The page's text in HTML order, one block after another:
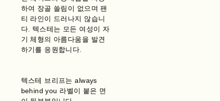
하여 장골 쓸림이 없으며 팬
티 라인이 드러나지 않습니
다. 텍스테는 모든 여성이 자
기 체형의 아름다움을 발견
하기를 응원합니다.
텍스테 브리프는 always
behind you 라벨이 붙은 면